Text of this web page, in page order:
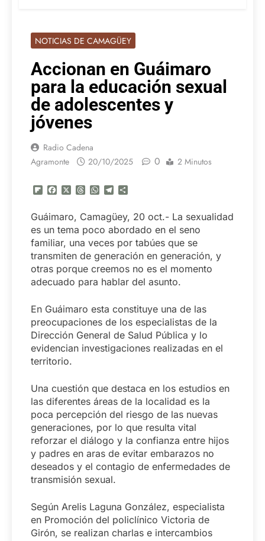
NOTICIAS DE CAMAGÜEY
Accionan en Guáimaro
para la educación sexual
de adolescentes y
jóvenes
Radio Cadena
Agramonte
20/10/2025 0 2 Minutos
Flipboard
FacebookThreadsWhatsApp
Telegram
Guáimaro, Camagüey, 20 oct.- La sexualidad
es un tema poco abordado en el seno
familiar, una veces por tabúes que se
transmiten de generación en generación, y
otras porque creemos no es el momento
adecuado para hablar del asunto.
En Guáimaro esta constituye una de las
preocupaciones de los especialistas de la
Dirección General de Salud Pública y lo
evidencian investigaciones realizadas en el
territorio.
Una cuestión que destaca en los estudios en
las diferentes áreas de la localidad es la
poca percepción del riesgo de las nuevas
generaciones, por lo que resulta vital
reforzar el diálogo y la confianza entre hijos
y padres en aras de evitar embarazos no
deseados y el contagio de enfermedades de
transmisión sexual.
Según Arelis Laguna González, especialista
en Promoción del policlínico Victoria de
Girón, se realizan charlas e intercambios